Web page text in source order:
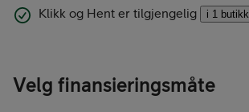
Klikk og Hent er tilgjengelig
i 1 butikk
Velg finansieringsmåte